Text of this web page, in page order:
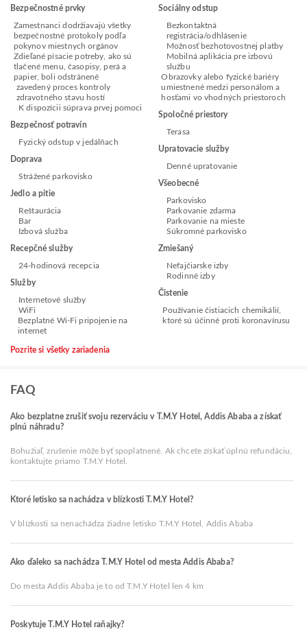
Bezpečnostné prvky
Zamestnanci dodržiavajú všetky
bezpečnostné protokoly podľa
pokynov miestnych orgánov
Zdieľané písacie potreby, ako sú
tlačené menu, časopisy, perá a
papier, boli odstránené
zavedený proces kontroly
zdravotného stavu hostí
K dispozícii súprava prvej pomoci
Bezpečnosť potravín
Fyzický odstup v jedálňach
Doprava
Strážené parkovisko
Jedlo a pitie
Reštaurácia
Bar
Izbová služba
Recepčné služby
24-hodinová recepcia
Služby
Internetové služby
WiFi
Bezplatné Wi-Fi pripojenie na
internet
Sociálny odstup
Bezkontaktná
registrácia/odhlásenie
Možnosť bezhotovostnej platby
Mobilná aplikácia pre izbovú
službu
Obrazovky alebo fyzické bariéry
umiestnené medzi personálom a
hosťami vo vhodných priestoroch
Spoločné priestory
Terasa
Upratovacie služby
Denné upratovanie
Všeobecné
Parkovisko
Parkovanie zdarma
Parkovanie na mieste
Súkromné parkovisko
Zmiešaný
Nefajčiarske izby
Rodinné izby
Čistenie
Používanie čistiacich chemikálií,
ktoré sú účinné proti koronavírusu
Pozrite si všetky zariadenia
FAQ
Ako bezplatne zrušiť svoju rezerváciu v T.M.Y Hotel, Addis Ababa a získať
plnú náhradu?
Bohužiaľ, zrušenie môže byť spoplatnené. Ak chcete získať úplnú refundáciu,
kontaktujte priamo T.M.Y Hotel.
Ktoré letisko sa nachádza v blízkosti T.M.Y Hotel?
V blízkosti sa nenachádza žiadne letisko T.M.Y Hotel, Addis Ababa
Ako ďaleko sa nachádza T.M.Y Hotel od mesta Addis Ababa?
Do mesta Addis Ababa je to od T.M.Y Hotel len 4 km
Poskytuje T.M.Y Hotel raňajky?